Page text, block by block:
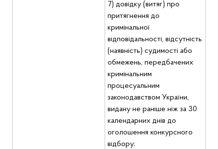
7) довідку (витяг) про
притягнення до
кримінальної
відповідальності, відсутність
(наявність) судимості або
обмежень, передбачених
кримінальним
процесуальним
законодавством України,
видану не раніше ніж за 30
календарних днів до
оголошення конкурсного
відбору;